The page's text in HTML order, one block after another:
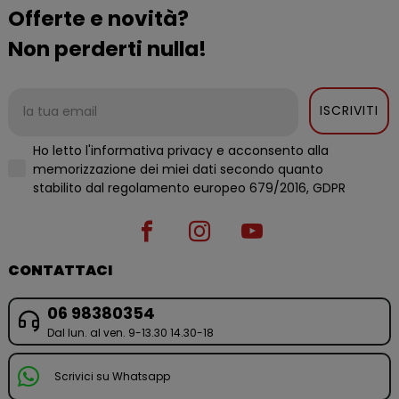
Offerte e novità?
Non perderti nulla!
ISCRIVITI
Ho letto l'informativa privacy e acconsento alla
memorizzazione dei miei dati secondo quanto
stabilito dal regolamento europeo 679/2016, GDPR
CONTATTACI
06 98380354
Dal lun. al ven. 9-13.30 14.30-18
Scrivici su Whatsapp